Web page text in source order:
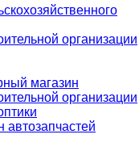
организации
магазин
организации
автозапчастей